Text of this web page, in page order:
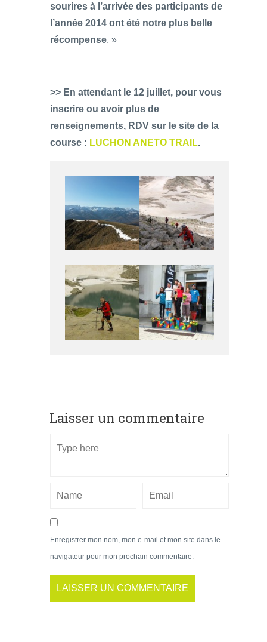
sourires à l’arrivée des participants de
l’année 2014 ont été notre plus belle
récompense. »
>> En attendant le 12 juillet, pour vous
inscrire ou avoir plus de
renseignements, RDV sur le site de la
course : LUCHON ANETO TRAIL.
Laisser un commentaire
Enregistrer mon nom, mon e-mail et mon site dans le
navigateur pour mon prochain commentaire.